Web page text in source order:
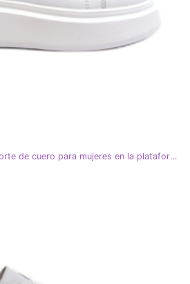
S.Barski Zapatillas de deporte de cuero para mujeres en la plataforma blanca de D&amp;A LR568 blanco